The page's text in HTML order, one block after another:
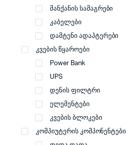
მანქანის სამაგრები
კაბელები
დამტენი ადაპტერები
კვების წყაროები
Power Bank
UPS
დენის ფილტრი
ელემენტები
კვების ბლოკები
კომპიუტერის კომპონენტები